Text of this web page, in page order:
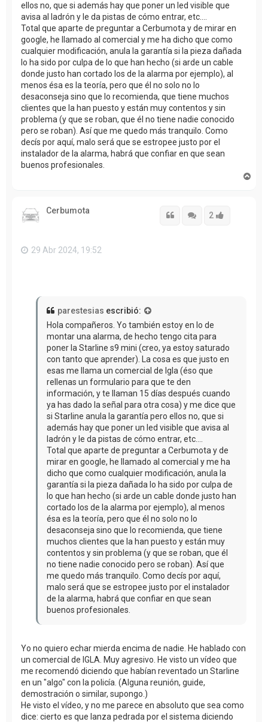
ellos no, que si además hay que poner un led visible que
avisa al ladrón y le da pistas de cómo entrar, etc....
Total que aparte de preguntar a Cerbumota y de mirar en
google, he llamado al comercial y me ha dicho que como
cualquier modificación, anula la garantía si la pieza dañada
lo ha sido por culpa de lo que han hecho (si arde un cable
donde justo han cortado los de la alarma por ejemplo), al
menos ésa es la teoría, pero que él no solo no lo
desaconseja sino que lo recomienda, que tiene muchos
clientes que la han puesto y están muy contentos y sin
problema (y que se roban, que él no tiene nadie conocido
pero se roban). Así que me quedo más tranquilo. Como
decís por aquí, malo será que se estropee justo por el
instalador de la alarma, habrá que confiar en que sean
buenos profesionales.
Cerbumota Citar 2
Citar
29 Abr 2024, 19:52
parestesias escribió:
Hola compañeros. Yo también estoy en lo de
montar una alarma, de hecho tengo cita para
poner la Starline s9 mini (creo, ya estoy saturado
con tanto que aprender). La cosa es que justo en
esas me llama un comercial de Igla (éso que
rellenas un formulario para que te den
información, y te llaman 15 días después cuando
ya has dado la señal para otra cosa) y me dice que
si Starline anula la garantía pero ellos no, que si
además hay que poner un led visible que avisa al
ladrón y le da pistas de cómo entrar, etc....
Total que aparte de preguntar a Cerbumota y de
mirar en google, he llamado al comercial y me ha
dicho que como cualquier modificación, anula la
garantía si la pieza dañada lo ha sido por culpa de
lo que han hecho (si arde un cable donde justo han
cortado los de la alarma por ejemplo), al menos
ésa es la teoría, pero que él no solo no lo
desaconseja sino que lo recomienda, que tiene
muchos clientes que la han puesto y están muy
contentos y sin problema (y que se roban, que él
no tiene nadie conocido pero se roban). Así que
me quedo más tranquilo. Como decís por aquí,
malo será que se estropee justo por el instalador
de la alarma, habrá que confiar en que sean
buenos profesionales.
Yo no quiero echar mierda encima de nadie. He hablado con
un comercial de IGLA. Muy agresivo. He visto un vídeo que
me recomendó diciendo que habían reventado un Starline
en un "algo" con la policía. (Alguna reunión, guide,
demostración o similar, supongo.)
He visto el vídeo, y no me parece en absoluto que sea como
dice: cierto es que lanza pedrada por el sistema diciendo